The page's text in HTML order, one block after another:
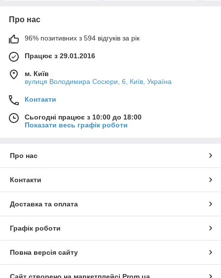
Про нас
96% позитивних з 594 відгуків за рік
Працює з 29.01.2016
м. Київ
вулиця Володимира Сосюри, 6, Київ, Україна
Контакти
Сьогодні працює з 10:00 до 18:00
Показати весь графік роботи
Про нас
Контакти
Доставка та оплата
Графік роботи
Повна версія сайту